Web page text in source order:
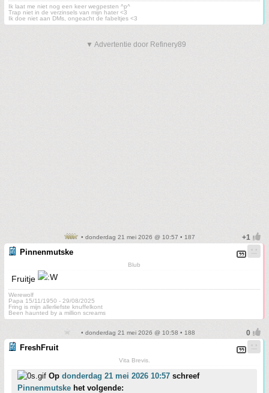
Ik laat me niet nog een keer wegpesten ^p^
Trap niet in de verzinsels van mijn hater <3
Ik doe niet aan DMs, ongeacht de fabeltjes <3
▼ Advertentie door Refinery89
• donderdag 21 mei 2026 @ 10:57 • 187
Pinnenmutske
Blub
Fruitje
Werewolf
Papa 15/11/1950 - 29/08/2025
Fring is mijn allerliefste knuffelkont
Been haunted by a million screams
• donderdag 21 mei 2026 @ 10:58 • 188
FreshFruit
Vita Brevis.
Op donderdag 21 mei 2026 10:57 schreef
Pinnenmutske het volgende: